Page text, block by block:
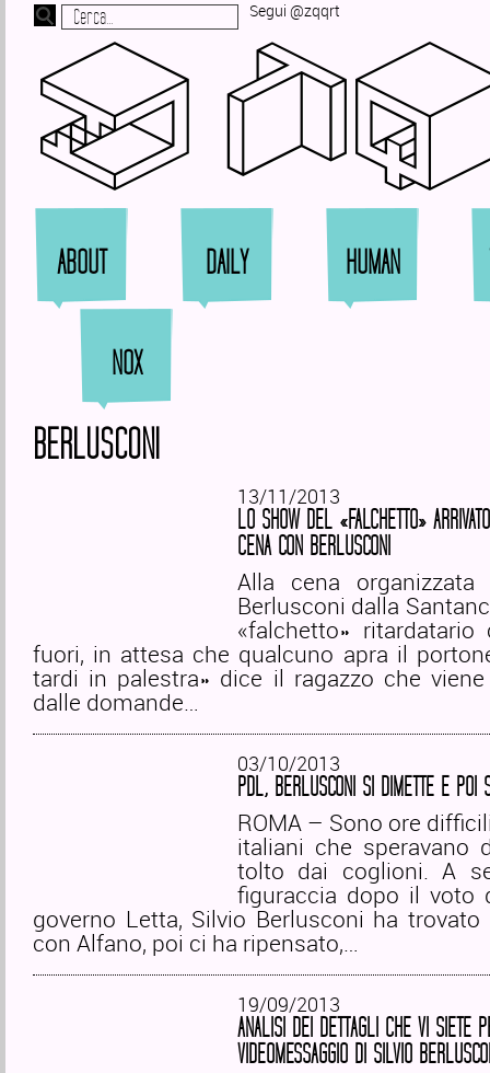
Segui @zqqrt
ABOUT DAILY HUMAN
NOX
BERLUSCONI
13/11/2013
LO SHOW DEL «FALCHETTO»
CENA CON BERLUSCONI
Alla cena
Berlusconi dalla
«falchetto» ritardatario
fuori, in attesa che qualcuno apra il
tardi in palestra» dice il ragazzo che
dalle domande…
03/10/2013
PDL, BERLUSCONI SI DIMETTE E POI
ROMA – Sono ore
italiani che speravano
tolto dai coglioni. A
figuraccia dopo il voto
governo Letta, Silvio Berlusconi ha
con Alfano, poi ci ha ripensato,…
19/09/2013
ANALISI DEI DETTAGLI CHE VI SIETE
VIDEOMESSAGGIO DI SILVIO